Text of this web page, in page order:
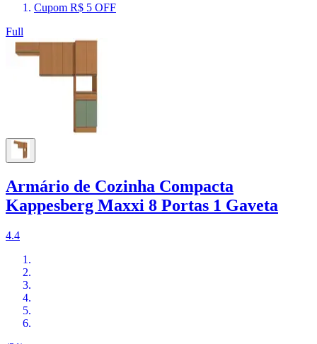
Cupom R$ 5 OFF
Full
Armário de Cozinha Compacta
Kappesberg Maxxi 8 Portas 1 Gaveta
4.4